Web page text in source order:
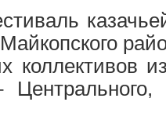
коллективов